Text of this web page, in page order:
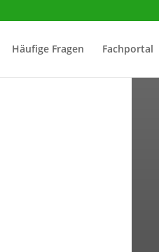
Häufige Fragen Fachportal